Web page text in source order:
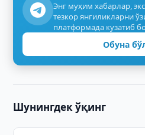
Энг муҳим хабарлар,
тезкор янгиликларни
платформада кузатиб
Обуна
Шунингдек ўқинг